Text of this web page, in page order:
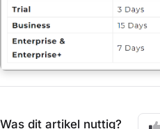
Was dit artikel nuttig?